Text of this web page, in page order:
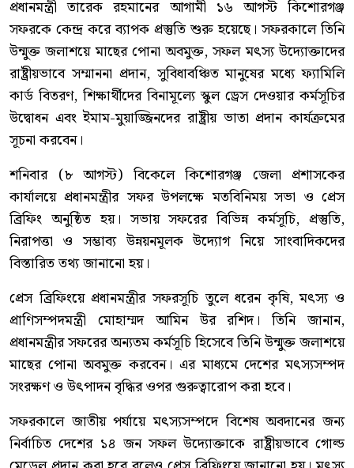
প্রধানমন্ত্রী তারেক রহমানের আগামী ১৬ আগস্ট কিশোরগঞ্জ
সফরকে কেন্দ্র করে ব্যাপক প্রস্তুতি শুরু হয়েছে। সফরকালে তিনি
উন্মুক্ত জলাশয়ে মাছের পোনা অবমুক্ত, সফল মৎস্য উদ্যোক্তাদের
রাষ্ট্রীয়ভাবে সম্মাননা প্রদান, সুবিধাবঞ্চিত মানুষের মধ্যে ফ্যামিলি
কার্ড বিতরণ, শিক্ষার্থীদের বিনামূল্যে স্কুল ড্রেস দেওয়ার কর্মসূচির
উদ্বোধন এবং ইমাম-মুয়াজ্জিনদের রাষ্ট্রীয় ভাতা প্রদান কার্যক্রমের
সূচনা করবেন।
শনিবার (৮ আগস্ট) বিকেলে কিশোরগঞ্জ জেলা প্রশাসকের
কার্যালয়ে প্রধানমন্ত্রীর সফর উপলক্ষে মতবিনিময় সভা ও প্রেস
ব্রিফিং অনুষ্ঠিত হয়। সভায় সফরের বিভিন্ন কর্মসূচি, প্রস্তুতি,
নিরাপত্তা ও সম্ভাব্য উন্নয়নমূলক উদ্যোগ নিয়ে সাংবাদিকদের
বিস্তারিত তথ্য জানানো হয়।
প্রেস ব্রিফিংয়ে প্রধানমন্ত্রীর সফরসূচি তুলে ধরেন কৃষি, মৎস্য ও
প্রাণিসম্পদমন্ত্রী মোহাম্মদ আমিন উর রশিদ। তিনি জানান,
প্রধানমন্ত্রীর সফরের অন্যতম কর্মসূচি হিসেবে তিনি উন্মুক্ত জলাশয়ে
মাছের পোনা অবমুক্ত করবেন। এর মাধ্যমে দেশের মৎস্যসম্পদ
সংরক্ষণ ও উৎপাদন বৃদ্ধির ওপর গুরুত্বারোপ করা হবে।
সফরকালে জাতীয় পর্যায়ে মৎস্যসম্পদে বিশেষ অবদানের জন্য
নির্বাচিত দেশের ১৪ জন সফল উদ্যোক্তাকে রাষ্ট্রীয়ভাবে গোল্ড